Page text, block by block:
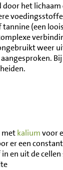
het
(een
weer
metkaliumvoor
er een
en uit de